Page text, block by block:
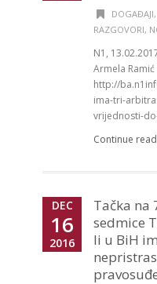
DOGAĐAJI,
RAZGOVORI,
N1,
Armela Ramić
http://
ima-tri-
vrijednosti-
Continue
DEC
16
2016
Tačka na
sedmice
li u BiH